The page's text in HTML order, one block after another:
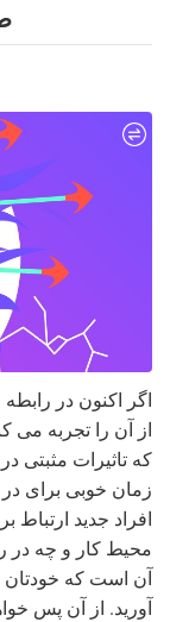
اگر اکنون در
از آن را تجربه می
که تاثیرات مثبتی
زمان خوبی برای در
افراد جدید ارتباط
محیط کار و چه در
آن است که خودتان
آورید. از آن پس